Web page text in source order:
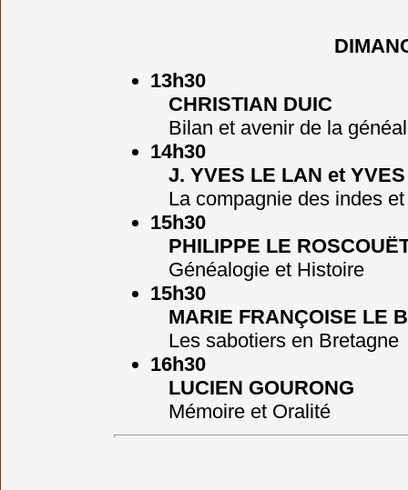
13h30
CHRISTIAN DUIC
Bilan et avenir de la
14h30
J. YVES LE LAN et
La compagnie des indes
15h30
PHILIPPE LE
Généalogie et Histoire
15h30
MARIE FRANÇOISE LE
Les sabotiers en Bretagne
16h30
LUCIEN GOURONG
Mémoire et Oralité